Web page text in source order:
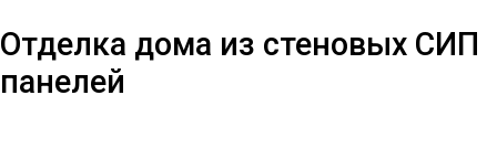
Отделка дома из стеновых СИП
панелей